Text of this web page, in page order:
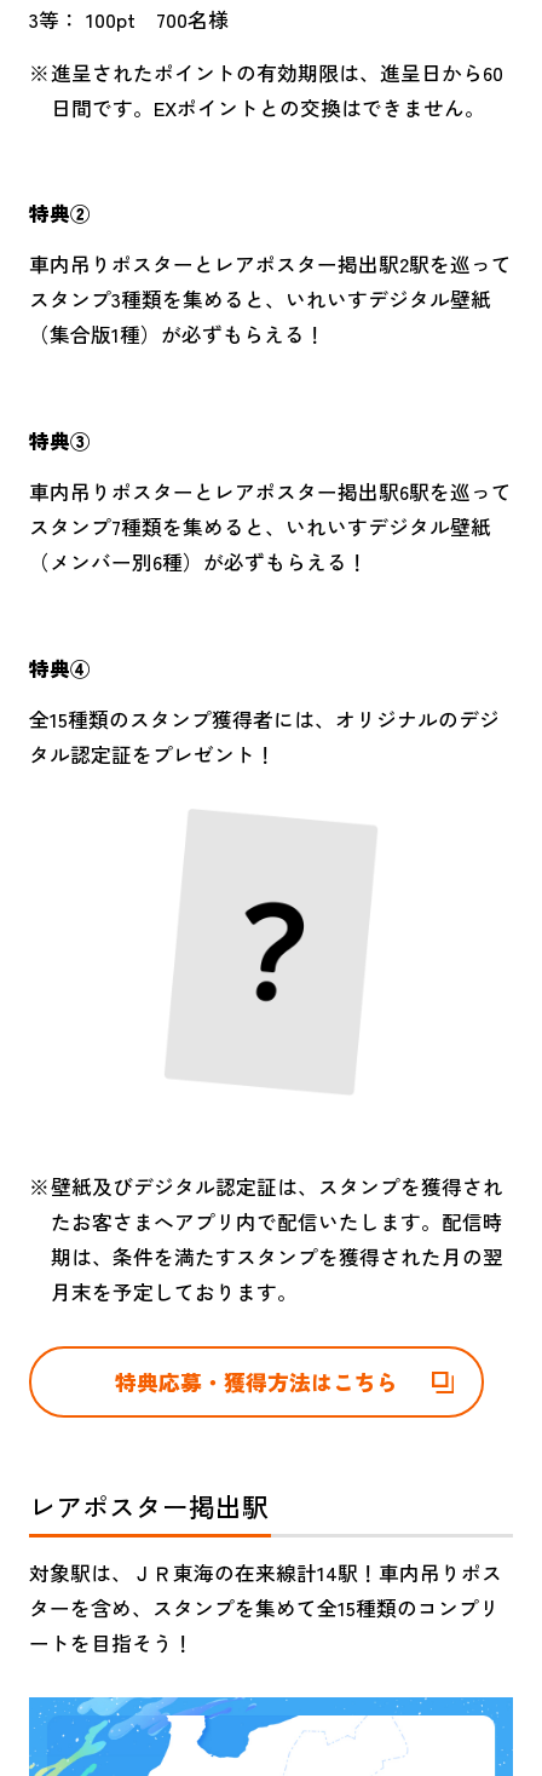
利用規約
個人情報のお取り扱いについて
サイトのご利用にあたって
3等： 100pt 700名様
進呈されたポイントの有効期限は、進呈日から60
日間です。EXポイントとの交換はできません。
特典②
車内吊りポスターとレアポスター掲出駅2駅を巡って
スタンプ3種類を集めると、いれいすデジタル壁紙
（集合版1種）が必ずもらえる！
特典③
車内吊りポスターとレアポスター掲出駅6駅を巡って
スタンプ7種類を集めると、いれいすデジタル壁紙
（メンバー別6種）が必ずもらえる！
特典④
全15種類のスタンプ獲得者には、オリジナルのデジ
タル認定証をプレゼント！
壁紙及びデジタル認定証は、スタンプを獲得され
たお客さまへアプリ内で配信いたします。配信時
期は、条件を満たすスタンプを獲得された月の翌
月末を予定しております。
特典応募・獲得方法はこちら
レアポスター掲出駅
対象駅は、ＪＲ東海の在来線計14駅！車内吊りポス
ターを含め、スタンプを集めて全15種類のコンプリ
ートを目指そう！